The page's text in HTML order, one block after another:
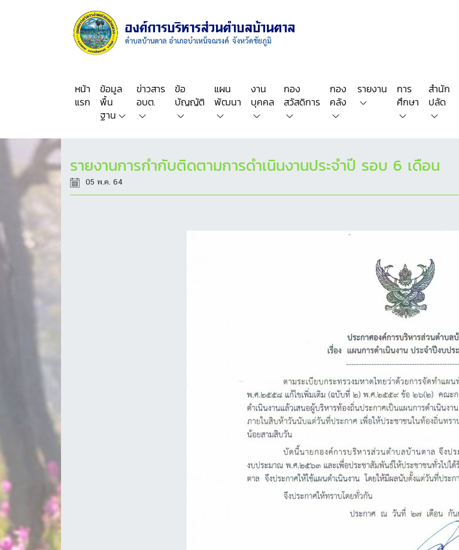
หน้า
แรก
ข้อมูล
พื้น
ฐาน
ข่าวสาร
อบต.
ข้อ
บัญญัติ
แผน
พัฒนา
งาน
บุคคล
กอง
สวัสดิการ
กอง
คลัง
รายงาน
การ
ศึกษา
สำนัก
ปลัด
รายงานการกำกับติดตามการดำเนินงานประจำปี รอบ 6 เดือน
05 พ.ค. 64